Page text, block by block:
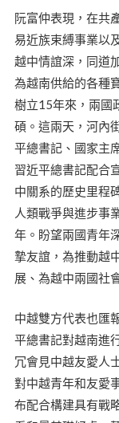
阮富仲表現，在共
易近族束縛事業以
越中情誼深，同道
為越南供給的各種
樹立15年來，兩國
碩。這兩天，河內
平總書記、國家主
習近平總書記配合
中關系的歷史里程
人類戰爭與進步事
年。盼望兩國青年
摯友誼，為推動越
展、為越中兩國社
中越雙方代表也匯
平總書記對越南進
冗會見中越友愛人
對中越青年和友愛
布配合構建具有戰